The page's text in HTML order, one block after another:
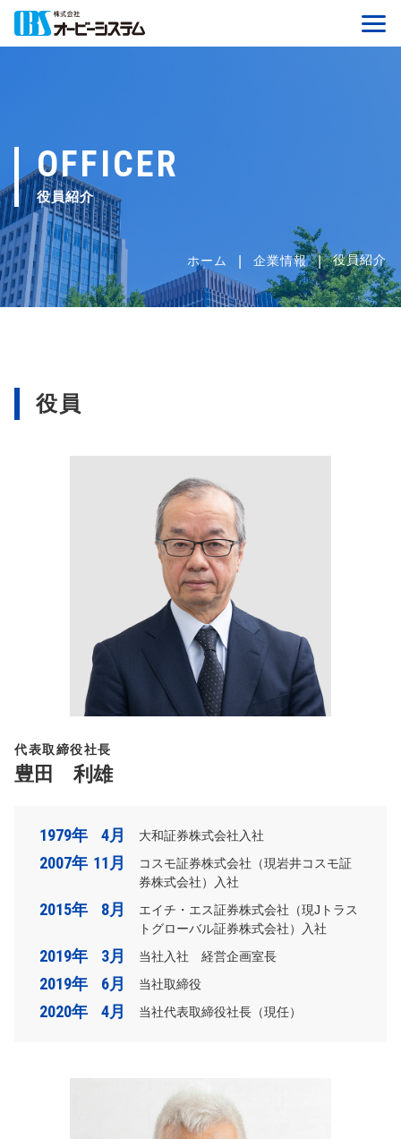
OFFICER
役員紹介
ホーム 企業情報 役員紹介
役員
代表取締役社長
豊田 利雄
1979年 4月 大和証券株式会社入社
2007年 11月
コスモ証券株式会社（現岩井コスモ証
券株式会社）入社
2015年 8月
エイチ・エス証券株式会社（現Jトラス
トグローバル証券株式会社）入社
2019年 3月 当社入社 経営企画室長
2019年 6月 当社取締役
2020年 4月 当社代表取締役社長（現任）